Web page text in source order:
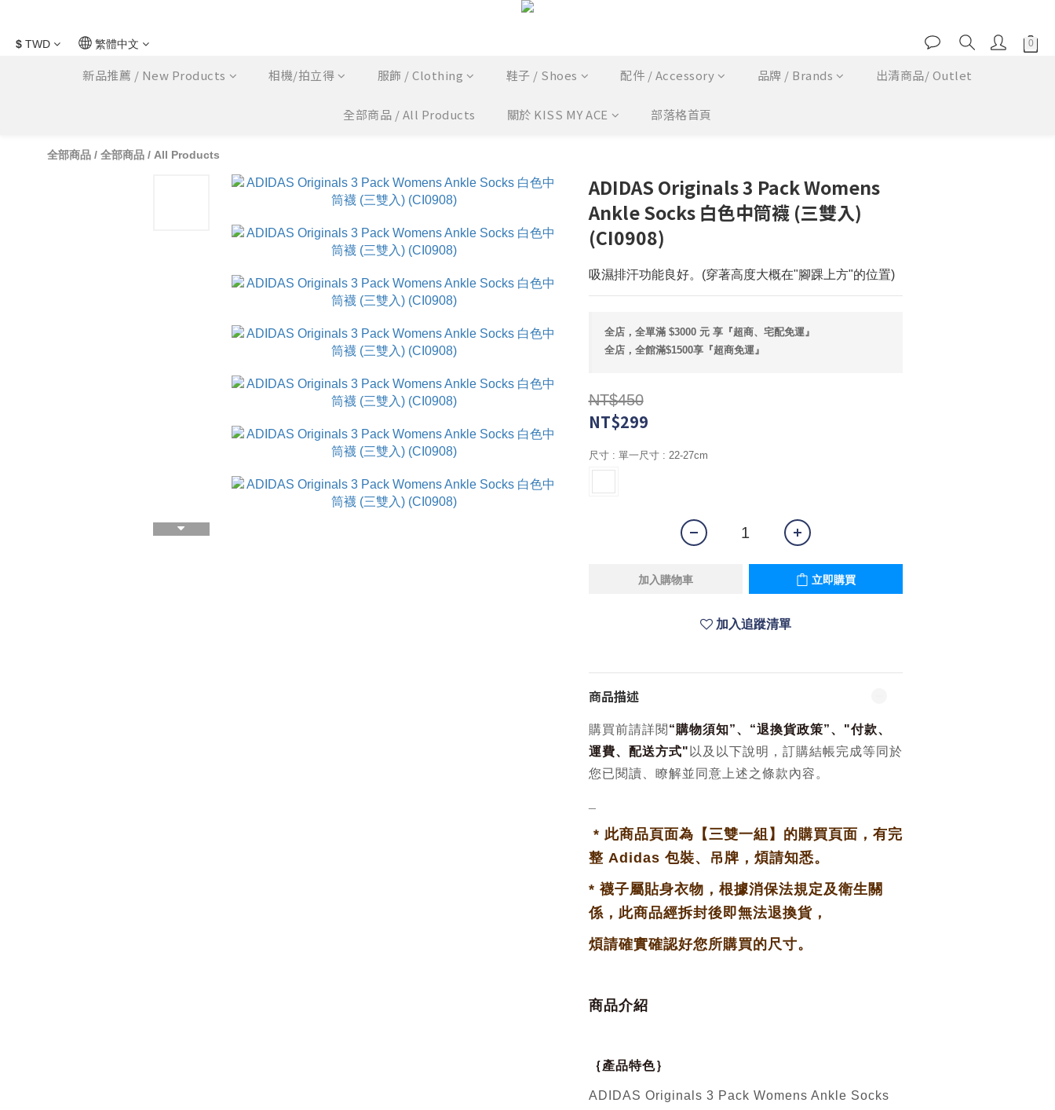
$ TWD 繁體中文
新品推薦 / New Products 相機/拍立得 服飾 / Clothing 鞋子 / Shoes 配件 / Accessory 品牌 / Brands 出清商品/ Outlet
全部商品 / All Products 關於 KISS MY ACE 部落格首頁
全部商品 / 全部商品 / All Products
ADIDAS Originals 3 Pack Womens
Ankle Socks 白色中筒襪 (三雙入)
(CI0908)
吸濕排汗功能良好。(穿著高度大概在"腳踝上方"的位置)
全店，全單滿 $3000 元 享『超商、宅配免運』
全店，全館滿$1500享『超商免運』
NT$450
NT$299
尺寸 : 單一尺寸 : 22-27cm
加入購物車 立即購買
加入追蹤清單
商品描述
購買前請詳閱 “購物須知”、“退換貨政策”、 "付款、
運費、配送方式" 以及以下說明，訂購結帳完成等同於
您已閱讀、瞭解並同意上述之條款內容。
* 此商品頁面為【三雙一組】的購買頁面，有完
整 Adidas 包裝、吊牌， 煩請知悉。
* 襪子屬貼身衣物，根據消保法規定及衛生關
係，此商品經拆封後即無法退換貨，
煩請確實確認好您所購買的尺寸。
商品介紹
｛產品特色｝
ADIDAS Originals 3 Pack Womens Ankle Socks